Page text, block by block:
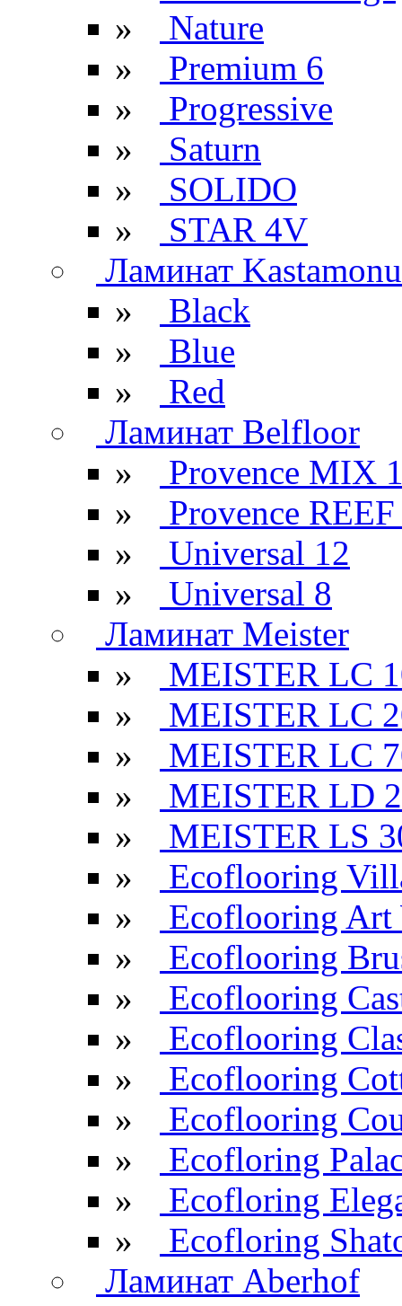
»
Nature
»
Premium 6
»
Progressive
»
Saturn
»
SOLIDO
»
STAR 4V
Ламинат Kastamonu
»
Black
»
Blue
»
Red
Ламинат Belfloor
»
Provence MIX
»
Provence
»
Universal 12
»
Universal 8
Ламинат Meister
»
MEISTER LC
»
MEISTER LC
»
MEISTER LC
»
MEISTER LD
»
MEISTER LS
»
Ecoflooring
»
Ecoflooring Art
»
Ecoflooring
»
Ecoflooring
»
Ecoflooring
»
Ecoflooring
»
Ecoflooring
»
Ecofloring
»
Ecofloring
»
Ecofloring
Ламинат Aberhof